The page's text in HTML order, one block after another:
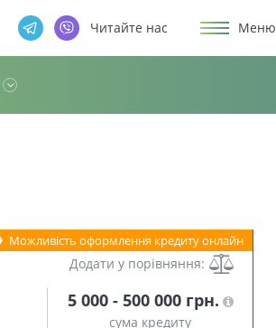
Читайте нас Меню
Можливість оформлення кредиту онлайн
Додати у порівняння:
5 000 - 500 000 грн.
сума кредиту